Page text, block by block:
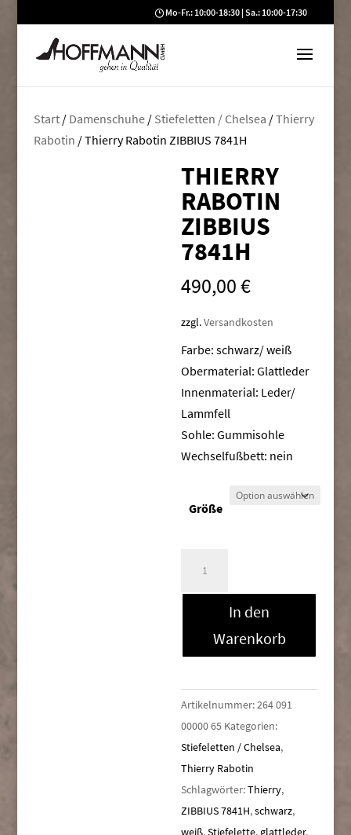
Mo-Fr.: 10:00-18:30 | Sa.: 10:00-17:30
Start/ Damenschuhe/ Stiefeletten / Chelsea /Thierry
Rabotin / Thierry Rabotin ZIBBIUS 7841H
THIERRY
RABOTIN
ZIBBIUS
7841H
490,00€
zzgl.Versandkosten
Farbe: schwarz/ weiß
Obermaterial: Glattleder
Innenmaterial: Leder/
Lammfell
Sohle: Gummisohle
Wechselfußbett: nein
Größe
Menge
In den
Warenkorb
Artikelnummer:264 091
00000 65 Kategorien:
Stiefeletten / Chelsea,
Thierry Rabotin
Schlagwörter:Thierry,
ZIBBIUS 7841H,schwarz,
weiß,Stiefelette, glattleder,